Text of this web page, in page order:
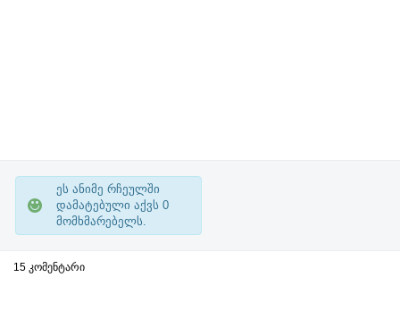
ეს ანიმე რჩეულში
დამატებული აქვს 0
მომხმარებელს.
15 კომენტარი